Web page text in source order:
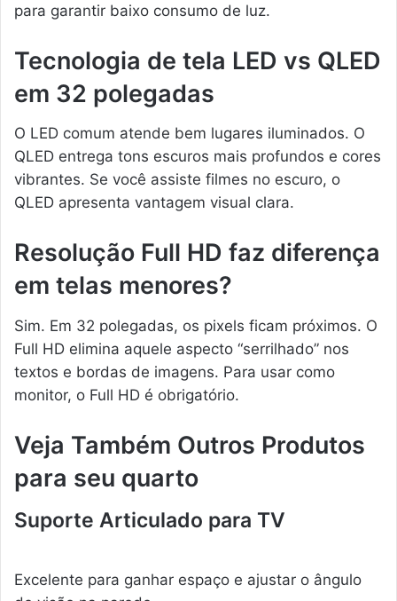
para garantir baixo consumo de luz.
Tecnologia de tela LED vs QLED
em 32 polegadas
O LED comum atende bem lugares iluminados. O
QLED entrega tons escuros mais profundos e cores
vibrantes. Se você assiste filmes no escuro, o
QLED apresenta vantagem visual clara.
Resolução Full HD faz diferença
em telas menores?
Sim. Em 32 polegadas, os pixels ficam próximos. O
Full HD elimina aquele aspecto “serrilhado” nos
textos e bordas de imagens. Para usar como
monitor, o Full HD é obrigatório.
Veja Também Outros Produtos
para seu quarto
Suporte Articulado para TV
Excelente para ganhar espaço e ajustar o ângulo